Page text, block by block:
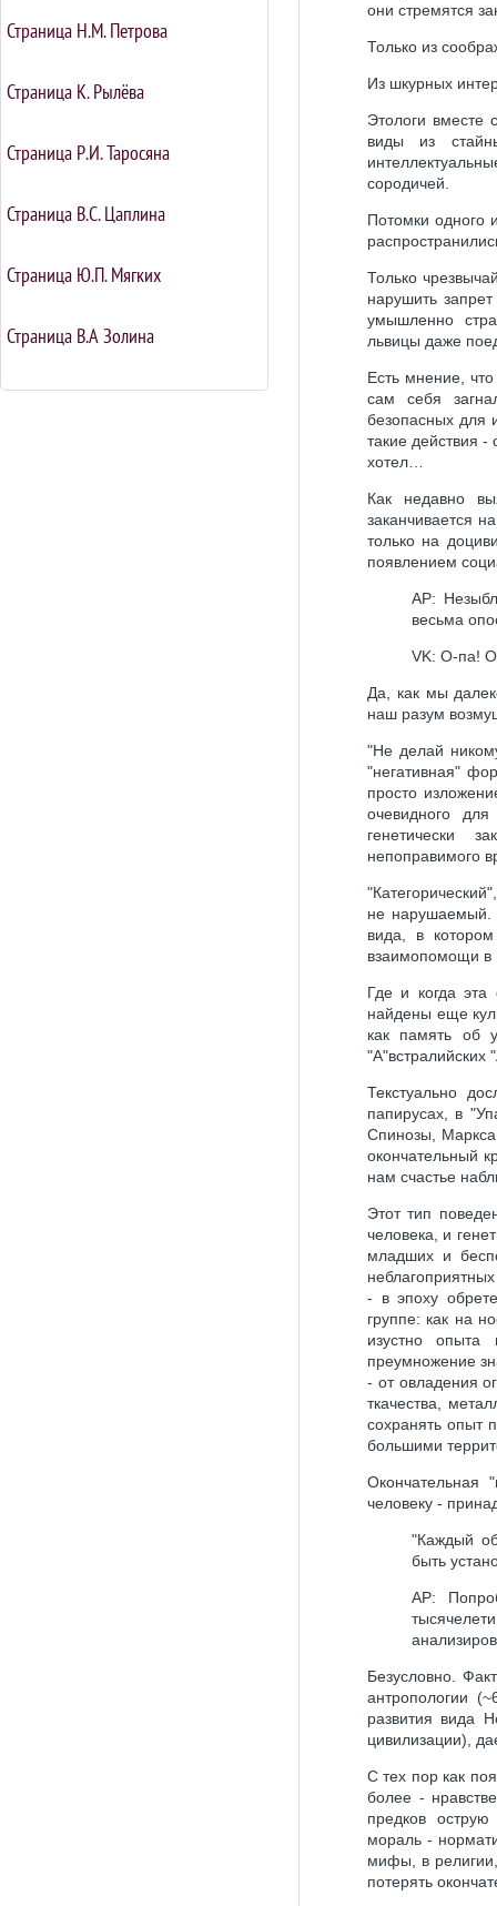
Страница Н.М. Петрова
Страница К. Рылёва
Страница Р.И. Таросяна
Страница В.С. Цаплина
Страница Ю.П. Мягких
Страница В.А Золина
они стремятся
Только из
Из шкурных
Этологи вместе
виды из
сородичей.
Потомки одного
Только
нарушить
умышленно
львицы даже
Есть мнение,
сам себя
безопасных для
такие действия -
хотел…
Как недавно
заканчивается
только на
появлением
AP:
весьма
VK: О-па!
Да, как мы
наш разум
"Не делай
"негативная"
просто
очевидного
генетически
непоправимого
не нарушаемый.
вида, в
взаимопомощи в
Где и когда эта
найдены еще
как память об
"А"встралийских
Текстуально
папирусах, в
Спинозы,
окончательный
нам счастье
Этот тип
человека, и
младших и
- в эпоху
группе: как на
изустно
преумножение
- от овладения
ткачества,
сохранять опыт
большими
Окончательная
человеку -
"Каждый
быть
AP:
Безусловно.
антропологии
развития вида
цивилизации),
С тех пор как
более -
предков острую
мораль -
мифы, в
потерять